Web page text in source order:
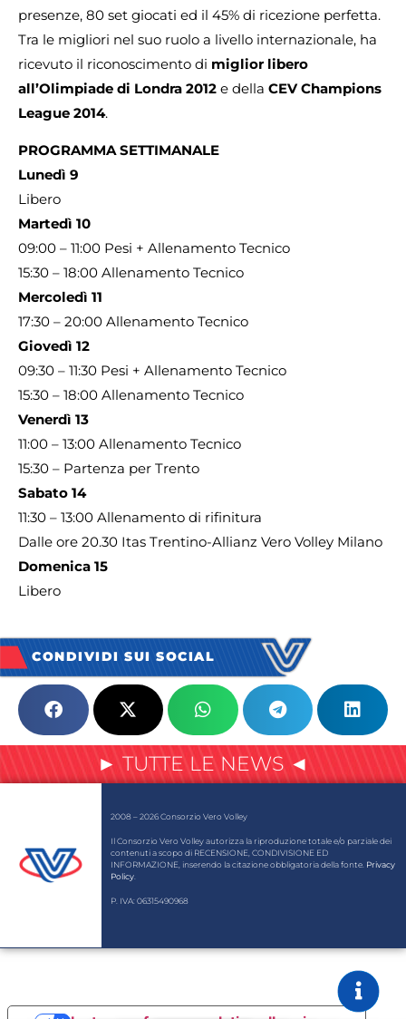
presenze, 80 set giocati ed il 45% di ricezione perfetta.
Tra le migliori nel suo ruolo a livello internazionale, ha
ricevuto il riconoscimento di miglior libero
all’Olimpiade di Londra 2012 e della CEV Champions
League 2014.
PROGRAMMA SETTIMANALE
Lunedì 9
Libero
Martedì 10
09:00 – 11:00 Pesi + Allenamento Tecnico
15:30 – 18:00 Allenamento Tecnico
Mercoledì 11
17:30 – 20:00 Allenamento Tecnico
Giovedì 12
09:30 – 11:30 Pesi + Allenamento Tecnico
15:30 – 18:00 Allenamento Tecnico
Venerdì 13
11:00 – 13:00 Allenamento Tecnico
15:30 – Partenza per Trento
Sabato 14
11:30 – 13:00 Allenamento di rifinitura
Dalle ore 20.30 Itas Trentino-Allianz Vero Volley Milano
Domenica 15
Libero
CONDIVIDI SUI SOCIAL
► TUTTE LE NEWS ◄
2008 – 2026 Consorzio Vero Volley
Il Consorzio Vero Volley autorizza la riproduzione totale e/o parziale dei
contenuti a scopo di RECENSIONE, CONDIVISIONE ED
INFORMAZIONE, inserendo la citazione obbligatoria della fonte. Privacy
Policy
P. IVA: 06315490968